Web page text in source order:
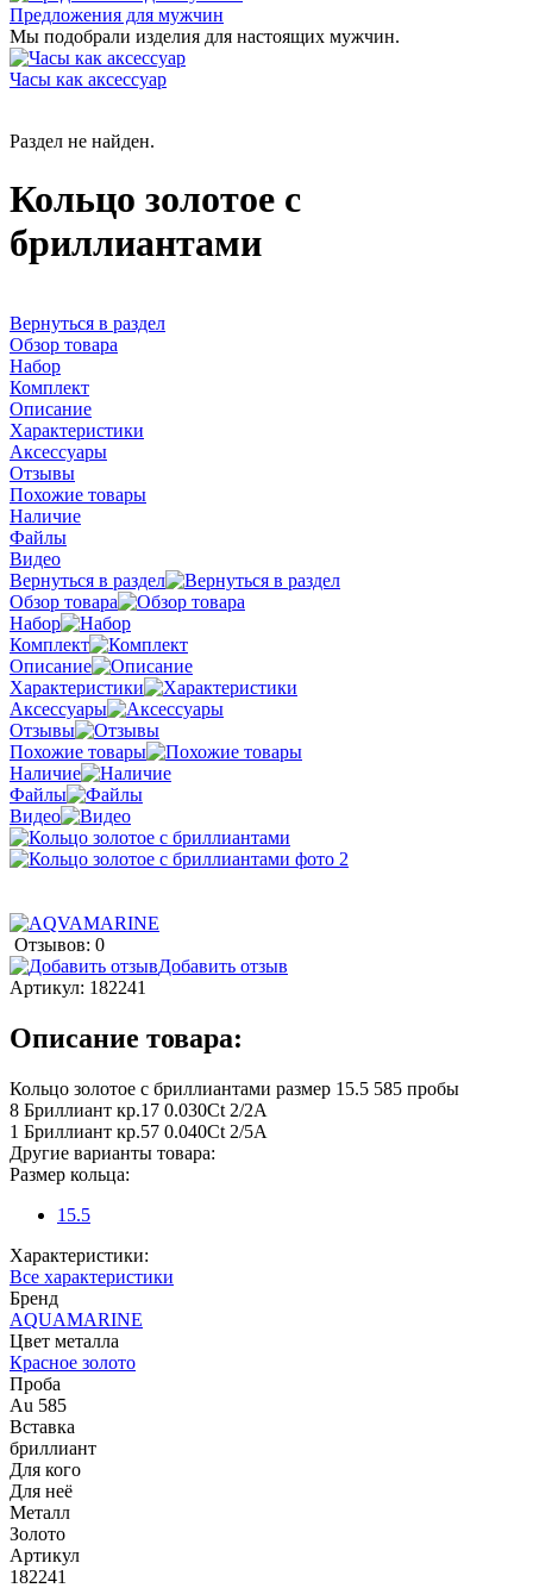
Предложения для мужчин
Мы подобрали изделия для настоящих мужчин.
Часы как аксессуар
Раздел не найден.
Кольцо золотое с
бриллиантами
Вернуться в раздел
Обзор товара
Набор
Комплект
Описание
Характеристики
Аксессуары
Отзывы
Похожие товары
Наличие
Файлы
Видео
Вернуться в раздел
Обзор товара
Набор
Комплект
Описание
Характеристики
Аксессуары
Отзывы
Похожие товары
Наличие
Файлы
Видео
Отзывов: 0
Добавить отзыв
Артикул: 182241
Описание товара:
Кольцо золотое с бриллиантами размер 15.5 585 пробы
8 Бриллиант кр.17 0.030Ct 2/2А
1 Бриллиант кр.57 0.040Ct 2/5А
Другие варианты товара:
Размер кольца:
15.5
Характеристики:
Все характеристики
Бренд
AQUAMARINE
Цвет металла
Красное золото
Проба
Au 585
Вставка
бриллиант
Для кого
Для неё
Металл
Золото
Артикул
182241